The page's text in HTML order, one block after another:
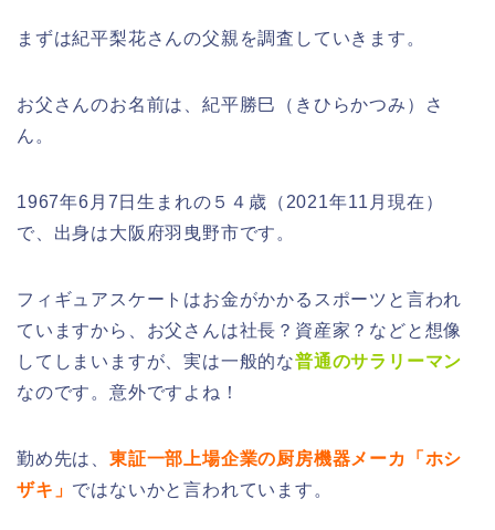
まずは紀平梨花さんの父親を調査していきます。
お父さんのお名前は、 紀平勝巳（きひらかつみ）さ
ん 。
1967年6月7日生まれの５４歳（2021年11月現在）
で、出身は大阪府羽曳野市です。
フィギュアスケートはお金がかかるスポーツと言われ
ていますから、お父さんは社長？資産家？などと想像
してしまいますが、実は一般的な普通のサラリーマン
なのです。意外ですよね！
勤め先は、 東証一部上場企業の厨房機器メーカ「ホシ
ザキ」 ではないかと言われています。